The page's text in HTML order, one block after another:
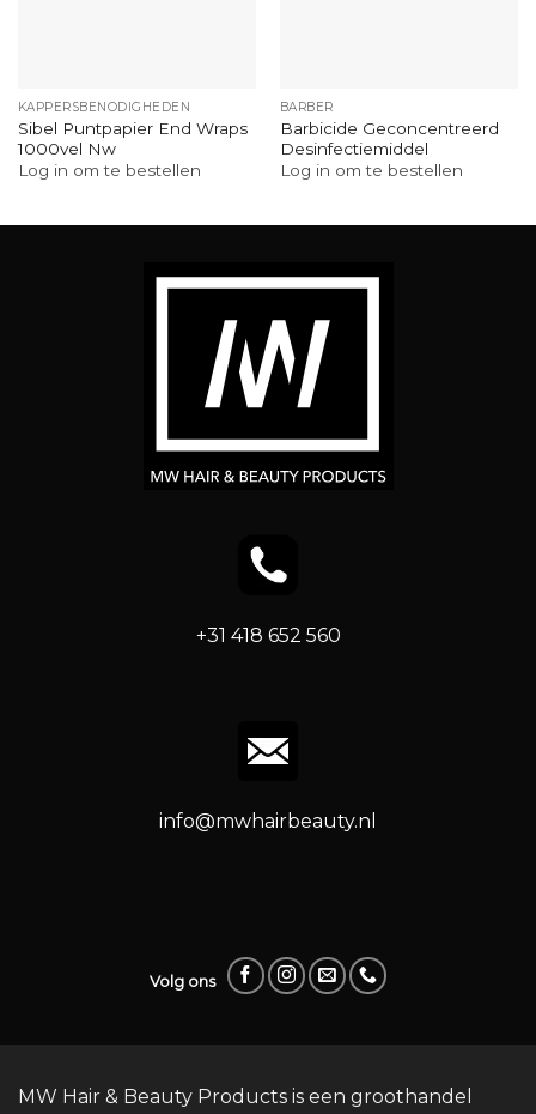
KAPPERSBENODIGHEDEN
Sibel Puntpapier End Wraps
1000vel Nw
Log in om te bestellen
BARBER
Barbicide Geconcentreerd
Desinfectiemiddel
Log in om te bestellen
+31 418 652 560
info@mwhairbeauty.nl
Volg ons
MW Hair & Beauty Products is een groothandel